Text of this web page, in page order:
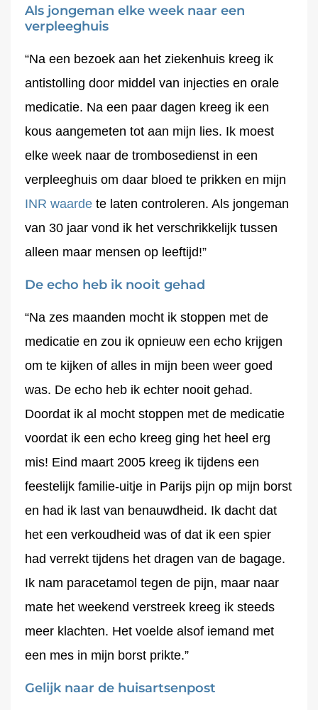
Als jongeman elke week naar een
verpleeghuis
“Na een bezoek aan het ziekenhuis kreeg ik
antistolling door middel van injecties en orale
medicatie. Na een paar dagen kreeg ik een
kous aangemeten tot aan mijn lies. Ik moest
elke week naar de trombosedienst in een
verpleeghuis om daar bloed te prikken en mijn
INR waarde te laten controleren. Als jongeman
van 30 jaar vond ik het verschrikkelijk tussen
alleen maar mensen op leeftijd!”
De echo heb ik nooit gehad
“Na zes maanden mocht ik stoppen met de
medicatie en zou ik opnieuw een echo krijgen
om te kijken of alles in mijn been weer goed
was. De echo heb ik echter nooit gehad.
Doordat ik al mocht stoppen met de medicatie
voordat ik een echo kreeg ging het heel erg
mis! Eind maart 2005 kreeg ik tijdens een
feestelijk familie-uitje in Parijs pijn op mijn borst
en had ik last van benauwdheid. Ik dacht dat
het een verkoudheid was of dat ik een spier
had verrekt tijdens het dragen van de bagage.
Ik nam paracetamol tegen de pijn, maar naar
mate het weekend verstreek kreeg ik steeds
meer klachten. Het voelde alsof iemand met
een mes in mijn borst prikte.”
Gelijk naar de huisartsenpost